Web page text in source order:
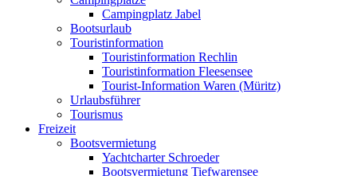
Campingplatz Jabel
Bootsurlaub
Touristinformation
Touristinformation Rechlin
Touristinformation Fleesensee
Tourist-Information Waren (Müritz)
Urlaubsführer
Tourismus
Freizeit
Bootsvermietung
Yachtcharter Schroeder
Bootsvermietung Tiefwarensee